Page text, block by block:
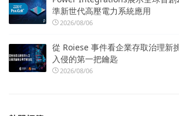
準新世代高壓電力系統應用
2026/08/06
從 Roiese 事件看企業存取治理新
入侵的第一把鑰匙
2026/08/06